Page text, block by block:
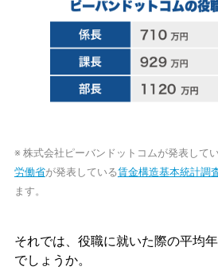
※ 株式会社ピーバンドットコムが発表して
労働省が発表している賃金構造基本統計調
ます。
それでは、役職に就いた際の平均
でしょうか。